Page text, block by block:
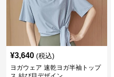
¥3,640 (税込)
ヨガウェア 速乾ヨガ半袖トップ